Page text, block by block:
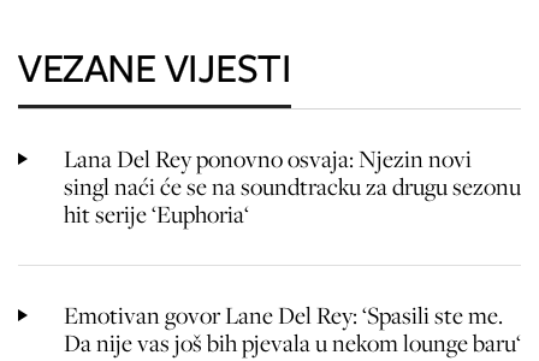
VEZANE VIJESTI
Lana Del Rey ponovno osvaja: Njezin novi
singl naći će se na soundtracku za drugu sezonu
hit serije ‘Euphoria‘
Emotivan govor Lane Del Rey: ‘Spasili ste me.
Da nije vas još bih pjevala u nekom lounge baru‘